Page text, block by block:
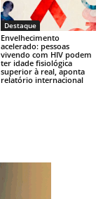
Destaque
Envelhecimento
acelerado: pessoas
vivendo com HIV podem
ter idade fisiológica
superior à real, aponta
relatório internacional